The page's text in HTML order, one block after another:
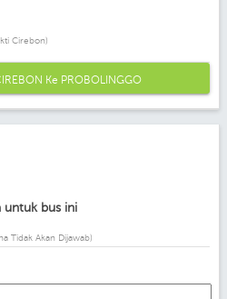
Cirebon)
Ke PROBOLINGGO
untuk bus ini
Tidak Akan Dijawab)